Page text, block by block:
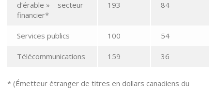
d’érable » – secteur
financier*
193 84
Services publics 100 54
Télécommunications 159 36
* (Émetteur étranger de titres en dollars canadiens du